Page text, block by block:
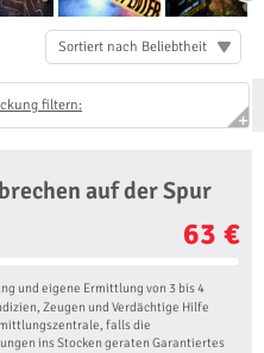
Sortiert nach Beliebtheit
filtern:
auf der Spur
63 €
und eigene Ermittlung von 3 bis 4
Zeugen und Verdächtige Hilfe
falls die
ins Stocken geraten Garantiertes